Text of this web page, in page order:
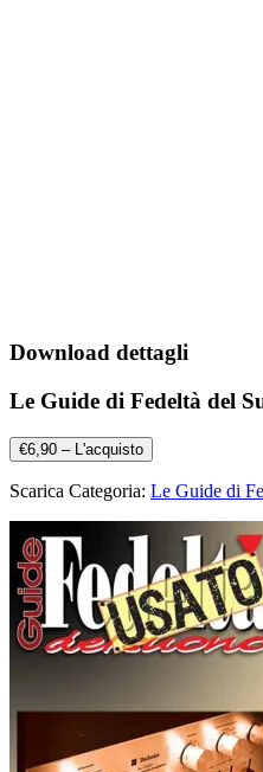
Download dettagli
Le Guide di Fedeltà del
€6,90 – L'acquisto
Scarica Categoria: Le Guide di